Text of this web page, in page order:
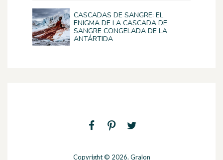
CASCADAS DE SANGRE: EL
ENIGMA DE LA CASCADA DE
SANGRE CONGELADA DE LA
ANTÁRTIDA
Copyright © 2026. Gralon